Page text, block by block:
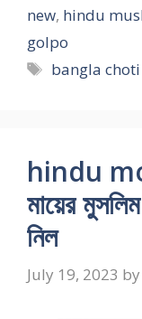
new, hindu
golpo
Tags
bangla
hindu
মায়ের
নিল
July 19, 2023 by